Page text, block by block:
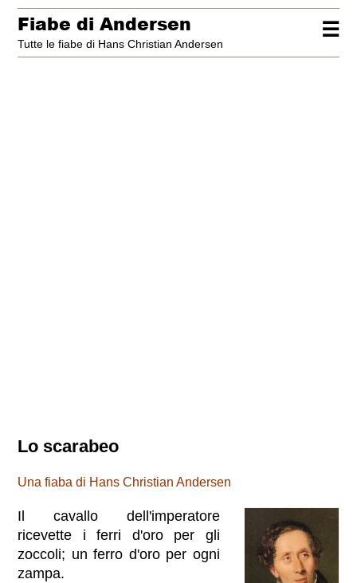
☰
Fiabe di Andersen
Tutte le fiabe di Hans Christian Andersen
Lo scarabeo
Una fiaba di Hans Christian Andersen
Il cavallo dell'imperatore
ricevette i ferri d'oro per gli
zoccoli; un ferro d'oro per ogni
zampa.